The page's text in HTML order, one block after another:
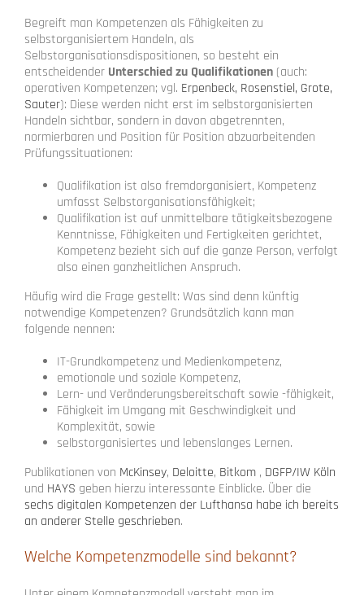
Begreift man Kompetenzen als Fähigkeiten zu
selbstorganisiertem Handeln, als
Selbstorganisationsdispositionen, so besteht ein
entscheidender Unterschied zu Qualifikationen (auch:
operativen Kompetenzen; vgl. Erpenbeck, Rosenstiel, Grote,
Sauter): Diese werden nicht erst im selbstorganisierten
Handeln sichtbar, sondern in davon abgetrennten,
normierbaren und Position für Position abzuarbeitenden
Prüfungssituationen:
Qualifikation ist also fremdorganisiert, Kompetenz
umfasst Selbstorganisationsfähigkeit;
Qualifikation ist auf unmittelbare tätigkeitsbezogene
Kenntnisse, Fähigkeiten und Fertigkeiten gerichtet,
Kompetenz bezieht sich auf die ganze Person, verfolgt
also einen ganzheitlichen Anspruch.
Häufig wird die Frage gestellt: Was sind denn künftig
notwendige Kompetenzen? Grundsätzlich kann man
folgende nennen:
IT-Grundkompetenz und Medienkompetenz,
emotionale und soziale Kompetenz,
Lern- und Veränderungsbereitschaft sowie -fähigkeit,
Fähigkeit im Umgang mit Geschwindigkeit und
Komplexität, sowie
selbstorganisiertes und lebenslanges Lernen.
Publikationen von McKinsey, Deloitte, Bitkom , DGFP/IW Köln
und HAYS geben hierzu interessante Einblicke. Über die
sechs digitalen Kompetenzen der Lufthansa habe ich bereits
an anderer Stelle geschrieben.
Welche Kompetenzmodelle sind bekannt?